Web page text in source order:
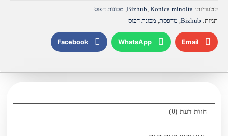
קטגוריות: Bizhub, Konica minolta
, מכונות דפוס
תגיות: Bizhub
, מדפסת, מכונת דפוס
Email
WhatsApp
Facebook
חוות דעת (0)